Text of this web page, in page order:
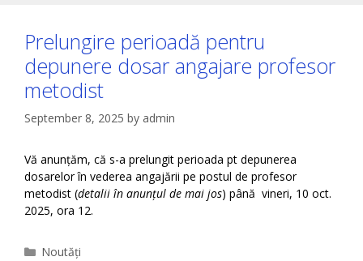
Prelungire perioadă pentru
depunere dosar angajare profesor
metodist
September 8, 2025 by admin
Vă anunțăm, că s-a prelungit perioada pt depunerea
dosarelor în vederea angajării pe postul de profesor
metodist (detalii în anunțul de mai jos) până vineri, 10 oct.
2025, ora 12.
Categories
Noutăți